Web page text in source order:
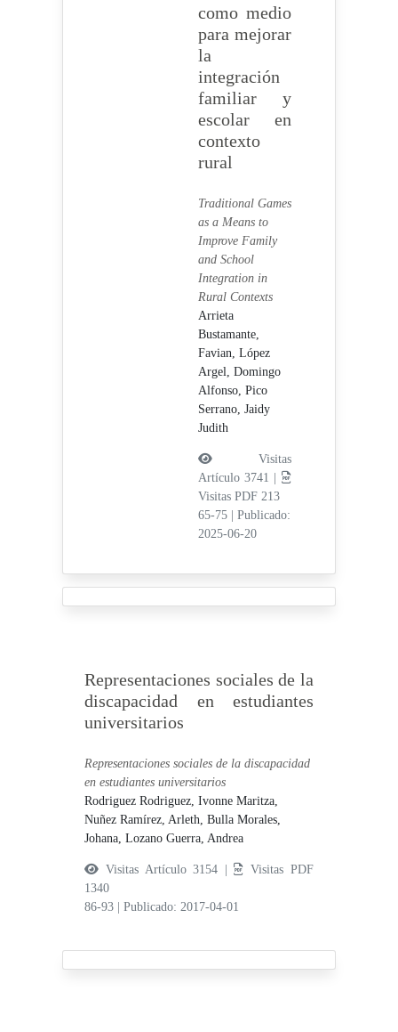
como medio
para mejorar
la
integración
familiar y
escolar en
contexto
rural
Traditional Games
as a Means to
Improve Family
and School
Integration in
Rural Contexts
Arrieta
Bustamante,
Favian, López
Argel, Domingo
Alfonso, Pico
Serrano, Jaidy
Judith
Visitas
Artículo 3741 |
Visitas PDF 213
65-75
Publicado:
2025-06-20
Representaciones sociales de la
discapacidad en estudiantes
universitarios
Representaciones sociales de la discapacidad
en estudiantes universitarios
Rodriguez Rodriguez, Ivonne Maritza,
Nuñez Ramírez, Arleth,Bulla Morales,
Johana,Lozano Guerra, Andrea
Visitas Artículo 3154 |
Visitas PDF
1340
86-93
|Publicado: 2017-04-01